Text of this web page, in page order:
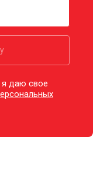
я даю свое